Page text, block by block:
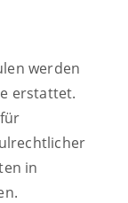
werden
erstattet.
in